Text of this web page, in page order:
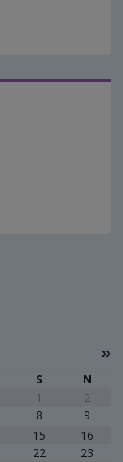
S
N
1
2
8
9
15
16
22
23